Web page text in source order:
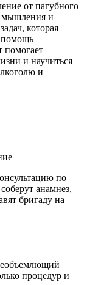
от пагубного
мышления и
которая
помощь
помогает
и научиться
и
по
анамнез,
бригаду на
процедур и